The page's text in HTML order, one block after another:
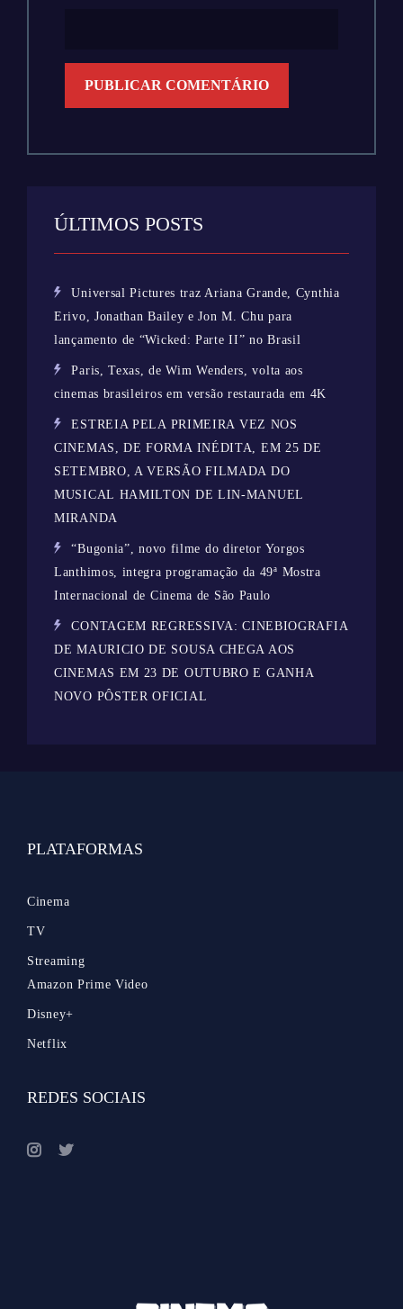
ÚLTIMOS POSTS
Universal Pictures traz Ariana Grande, Cynthia
Erivo, Jonathan Bailey e Jon M. Chu para
lançamento de “Wicked: Parte II” no Brasil
Paris, Texas, de Wim Wenders, volta aos
cinemas brasileiros em versão restaurada em 4K
ESTREIA PELA PRIMEIRA VEZ NOS
CINEMAS, DE FORMA INÉDITA, EM 25 DE
SETEMBRO, A VERSÃO FILMADA DO
MUSICAL HAMILTON DE LIN-MANUEL
MIRANDA
“Bugonia”, novo filme do diretor Yorgos
Lanthimos, integra programação da 49ª Mostra
Internacional de Cinema de São Paulo
CONTAGEM REGRESSIVA: CINEBIOGRAFIA
DE MAURICIO DE SOUSA CHEGA AOS
CINEMAS EM 23 DE OUTUBRO E GANHA
NOVO PÔSTER OFICIAL
PLATAFORMAS
Cinema
TV
Streaming
Amazon Prime Video
Disney+
Netflix
REDES SOCIAIS